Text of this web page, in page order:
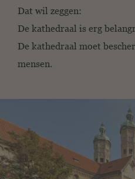
Dat wil zeggen:
De kathedraal is erg
De kathedraal moet
mensen.